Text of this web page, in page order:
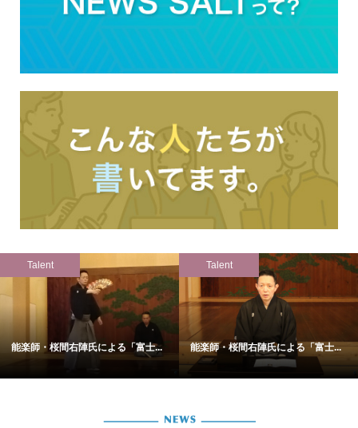
Talent
能楽師・桜間右陣氏による「富士...
Talent
能楽師・桜間右陣氏による「富士...